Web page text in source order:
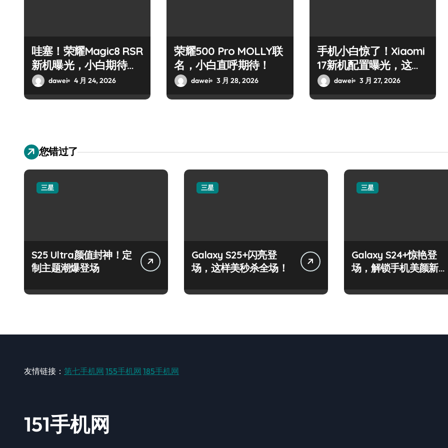
哇塞！荣耀Magic8 RSR
新机曝光，小白期待值
拉满！
dawei 4 月 24, 2026
荣耀500 Pro MOLLY联
名，小白直呼期待！
dawei 3 月 28, 2026
手机小白惊了！Xiaomi
17新机配置曝光，这参
数绝了！
dawei 3 月 27, 2026
您错过了
三星
S25 Ultra颜值封神！定
制主题潮爆登场
三星
Galaxy S25+闪亮登
场，这样美秒杀全场！
三星
Galaxy S24+惊艳登
场，解锁手机美颜新境
友情链接： 第七手机网 155手机网 185手机网
151手机网